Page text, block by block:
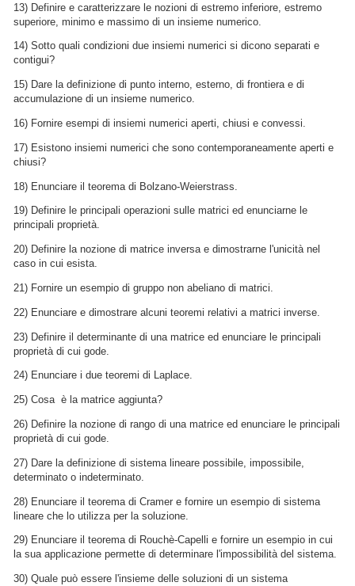
13) Definire e caratterizzare le nozioni di estremo inferiore, estremo
superiore, minimo e massimo di un insieme numerico.
14) Sotto quali condizioni due insiemi numerici si dicono separati e
contigui?
15) Dare la definizione di punto interno, esterno, di frontiera e di
accumulazione di un insieme numerico.
16) Fornire esempi di insiemi numerici aperti, chiusi e convessi.
17) Esistono insiemi numerici che sono contemporaneamente aperti e
chiusi?
18) Enunciare il teorema di Bolzano-Weierstrass.
19) Definire le principali operazioni sulle matrici ed enunciarne le
principali proprietà.
20) Definire la nozione di matrice inversa e dimostrarne l'unicità nel
caso in cui esista.
21) Fornire un esempio di gruppo non abeliano di matrici.
22) Enunciare e dimostrare alcuni teoremi relativi a matrici inverse.
23) Definire il determinante di una matrice ed enunciare le principali
proprietà di cui gode.
24) Enunciare i due teoremi di Laplace.
25) Cosa  è la matrice aggiunta?
26) Definire la nozione di rango di una matrice ed enunciare le principali
proprietà di cui gode.
27) Dare la definizione di sistema lineare possibile, impossibile,
determinato o indeterminato.
28) Enunciare il teorema di Cramer e fornire un esempio di sistema
lineare che lo utilizza per la soluzione.
29) Enunciare il teorema di Rouchè-Capelli e fornire un esempio in cui
la sua applicazione permette di determinare l'impossibilità del sistema.
30) Quale può essere l'insieme delle soluzioni di un sistema